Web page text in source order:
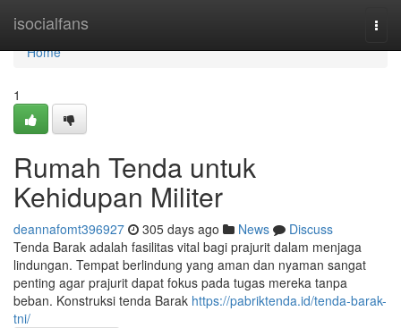
isocialfans
Home
Home
1
Rumah Tenda untuk
Kehidupan Militer
deannafomt396927 305 days ago News
Discuss
Tenda Barak adalah fasilitas vital bagi prajurit dalam menjaga
lindungan. Tempat berlindung yang aman dan nyaman sangat
penting agar prajurit dapat fokus pada tugas mereka tanpa
beban. Konstruksi tenda Barak https://pabriktenda.id/tenda-barak-
tni/